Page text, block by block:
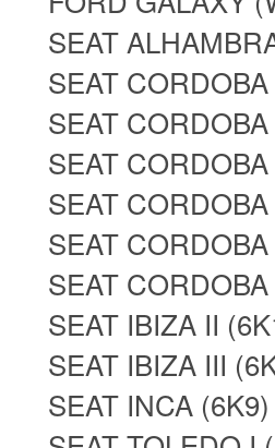
SEAT
SEAT
SEAT
SEAT
SEAT
SEAT
SEAT
SEAT IBIZA II
SEAT IBIZA III
SEAT INCA